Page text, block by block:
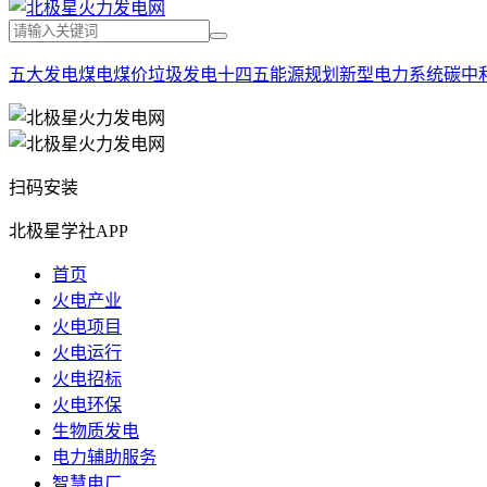
五大发电煤电煤价垃圾发电十四五能源规划 新型电力系统碳中
扫码安装
北极星学社APP
首页
火电产业
火电项目
火电运行
火电招标
火电环保
生物质发电
电力辅助服务
智慧电厂